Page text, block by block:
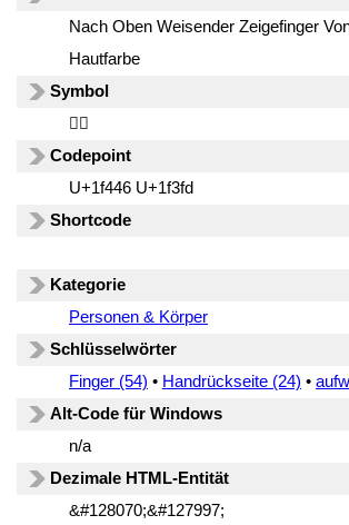
Nach Oben Weisender Zeigefinger
Hautfarbe
Symbol
👆🏽
Codepoint
U+1f446 U+1f3fd
Shortcode
Kategorie
Personen & Körper
Schlüsselwörter
Finger (54) • Handrückseite (24) •
Alt-Code für Windows
n/a
Dezimale HTML-Entität
&#128070;&#127997;